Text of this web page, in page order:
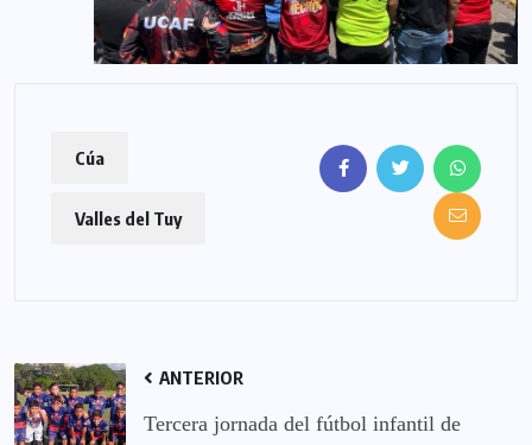
Cúa
Valles del Tuy
ANTERIOR
Tercera jornada del fútbol infantil de